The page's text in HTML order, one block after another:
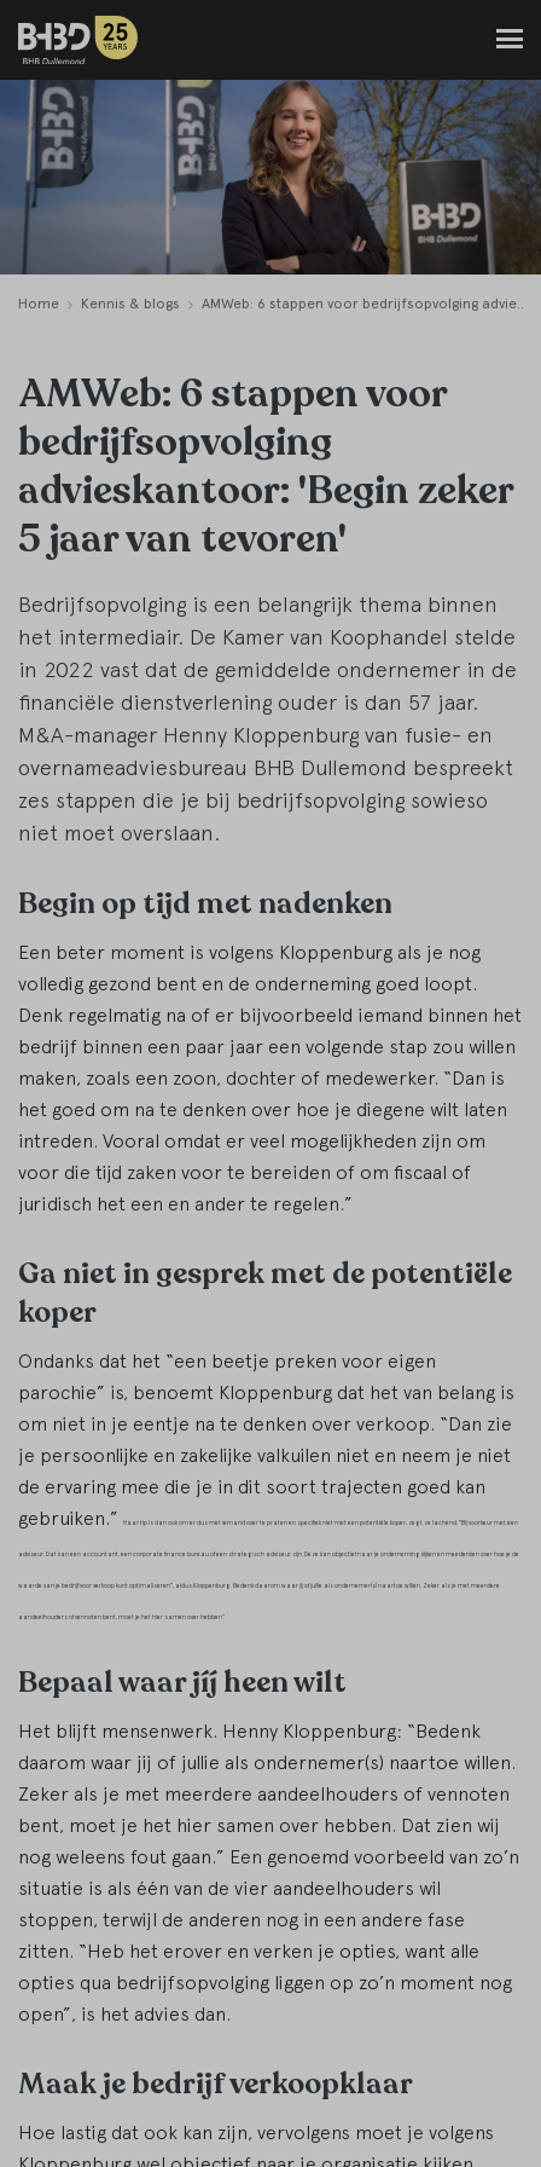
Home Kennis & blogs AMWeb: 6 stappen voor bedrijfsopvolging advieskantoor: 'Begin zeker 5 jaar van tevoren'
AMWeb: 6 stappen voor
bedrijfsopvolging
advieskantoor: 'Begin zeker
5 jaar van tevoren'
Bedrijfsopvolging is een belangrijk thema binnen
het intermediair. De Kamer van Koophandel stelde
in 2022 vast dat de gemiddelde ondernemer in de
financiële dienstverlening ouder is dan 57 jaar.
M&A-manager Henny Kloppenburg van fusie- en
overnameadviesbureau BHB Dullemond bespreekt
zes stappen die je bij bedrijfsopvolging sowieso
niet moet overslaan.
Begin op tijd met nadenken
Een beter moment is volgens Kloppenburg als je nog
volledig gezond bent en de onderneming goed loopt.
Denk regelmatig na of er bijvoorbeeld iemand binnen het
bedrijf binnen een paar jaar een volgende stap zou willen
maken, zoals een zoon, dochter of medewerker. “Dan is
het goed om na te denken over hoe je diegene wilt laten
intreden. Vooral omdat er veel mogelijkheden zijn om
voor die tijd zaken voor te bereiden of om fiscaal of
juridisch het een en ander te regelen.”
Ga niet in gesprek met de potentiële
koper
Ondanks dat het “een beetje preken voor eigen
parochie” is, benoemt Kloppenburg dat het van belang is
om niet in je eentje na te denken over verkoop. “Dan zie
je persoonlijke en zakelijke valkuilen niet en neem je niet
de ervaring mee die je in dit soort trajecten goed kan
gebruiken.”
Haar tip is dan ook om er dus met iemand over te praten en specifiek niet met een potentiële koper, zegt ze lachend. “Bij voorkeur met een
adviseur. Dat kan een accountant, een corporate finance bureau of een strategisch adviseur zijn. Deze kan objectief naar je onderneming kijken en meedenken over hoe je de
waarde van je bedrijf voor verkoop kunt optimaliseren”, aldus Kloppenburg. Bedenk daarom waar jij of jullie als ondernemer(s) naartoe willen. Zeker als je met meerdere
aandeelhouders of vennoten bent, moet je het hier samen over hebben”
Bepaal waar jíj heen wilt
Het blijft mensenwerk. Henny Kloppenburg: “Bedenk
daarom waar jij of jullie als ondernemer(s) naartoe willen.
Zeker als je met meerdere aandeelhouders of vennoten
bent, moet je het hier samen over hebben. Dat zien wij
nog weleens fout gaan.” Een genoemd voorbeeld van zo’n
situatie is als één van de vier aandeelhouders wil
stoppen, terwijl de anderen nog in een andere fase
zitten. “Heb het erover en verken je opties, want alle
opties qua bedrijfsopvolging liggen op zo’n moment nog
open”, is het advies dan.
Maak je bedrijf verkoopklaar
Hoe lastig dat ook kan zijn, vervolgens moet je volgens